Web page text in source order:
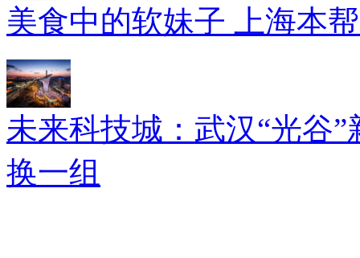
美食中的软妹子 上海本
未来科技城：武汉“光谷”
换一组